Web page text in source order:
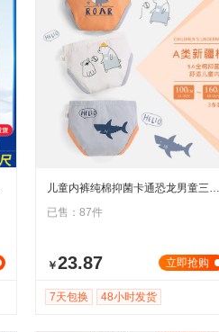
儿童内裤纯棉抑菌卡通恐龙男童三角裤小童a类宝宝小男孩底裤批发
已售：87件
立即抢购
￥23.87
7天包换 48小时发货